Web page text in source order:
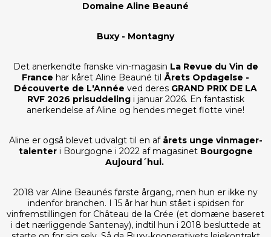
Domaine Aline Beauné
Buxy - Montagny
Det anerkendte franske vin-magasin La Revue du Vin de
France har kåret Aline Beauné til Årets Opdagelse -
Découverte de L'Année ved deres GRAND PRIX DE LA
RVF 2026 prisuddeling i januar 2026. En fantastisk
anerkendelse af Aline og hendes meget flotte vine!
Aline er også blevet udvalgt til en af årets unge vinmager-
talenter i Bourgogne i 2022 af magasinet Bourgogne
Aujourd´hui.
2018 var Aline Beaunés første årgang, men hun er ikke ny
indenfor branchen. I 15 år har hun stået i spidsen for
vinfremstillingen for Château de la Crée (et domæne baseret
i det nærliggende Santenay), indtil hun i 2018 besluttede at